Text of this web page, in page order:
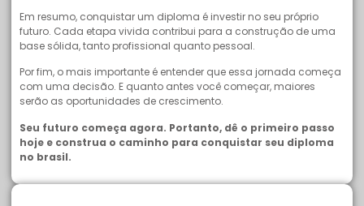
Em resumo, conquistar um diploma é investir no seu próprio
futuro. Cada etapa vivida contribui para a construção de uma
base sólida, tanto profissional quanto pessoal.
Por fim, o mais importante é entender que essa jornada começa
com uma decisão. E quanto antes você começar, maiores
serão as oportunidades de crescimento.
Seu futuro começa agora. Portanto, dê o primeiro passo
hoje e construa o caminho para conquistar seu diploma
no brasil.